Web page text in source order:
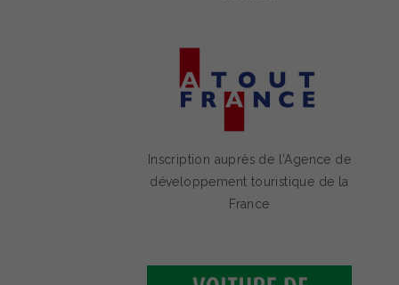
Inscription auprès de l'Agence de
développement touristique de la
France